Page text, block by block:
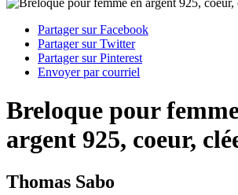
Partager sur Facebook
Partager sur Twitter
Partager sur Pinterest
Envoyer par courriel
Breloque pour
argent 925, coeur,
Thomas Sabo